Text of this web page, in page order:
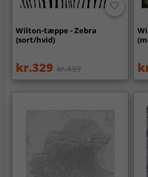
Wilton-tæppe - Zebra
(sort/hvid)
kr.329 kr.439